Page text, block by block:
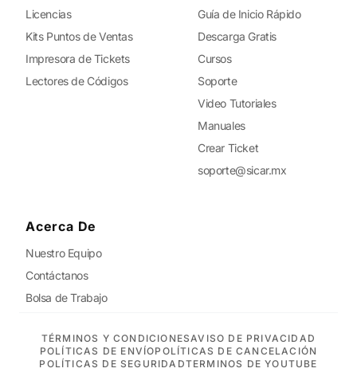
Licencias
Kits Puntos de Ventas
Impresora de Tickets
Lectores de Códigos
Guía de Inicio Rápido
Descarga Gratis
Cursos
Soporte
Video Tutoriales
Manuales
Crear Ticket
soporte@sicar.mx
Acerca De
Nuestro Equipo
Contáctanos
Bolsa de Trabajo
TÉRMINOS Y CONDICIONESAVISO DE PRIVACIDAD
POLÍTICAS DE ENVÍOPOLÍTICAS DE CANCELACIÓN
POLÍTICAS DE SEGURIDADTERMINOS DE YOUTUBE